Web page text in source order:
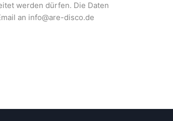
werden dürfen. Die Daten
an info@are-disco.de